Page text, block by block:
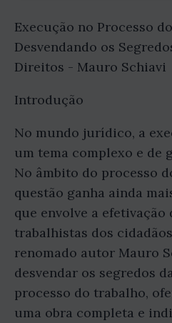
Execução no Processo
Desvendando os
Direitos - Mauro Schiavi
Introdução
No mundo jurídico, a
um tema complexo e de
No âmbito do processo
questão ganha ainda
que envolve a
trabalhistas dos
renomado autor Mauro
desvendar os segredos
processo do trabalho,
uma obra completa e